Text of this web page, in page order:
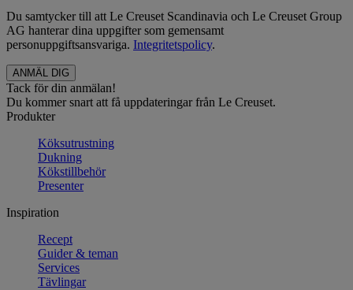
Du samtycker till att Le Creuset Scandinavia och Le Creuset Group
AG hanterar dina uppgifter som gemensamt
personuppgiftsansvariga. Integritetspolicy.
Tack för din anmälan!
Du kommer snart att få uppdateringar från Le Creuset.
Produkter
Köksutrustning
Dukning
Kökstillbehör
Presenter
Inspiration
Recept
Guider & teman
Services
Tävlingar